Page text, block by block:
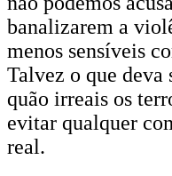
banalizarem a
menos sensíveis
Talvez o que deva
quão irreais os
evitar qualquer
real.